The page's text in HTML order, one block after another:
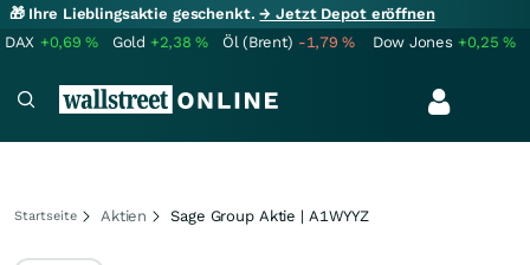
🎁 Ihre Lieblingsaktie geschenkt.→ Jetzt Depot eröffnen
DAX +0,69% Gold +2,38% Öl (Brent) -1,79% Dow Jones +0,25%
Startseite Aktien Sage Group Aktie | A1WYYZ